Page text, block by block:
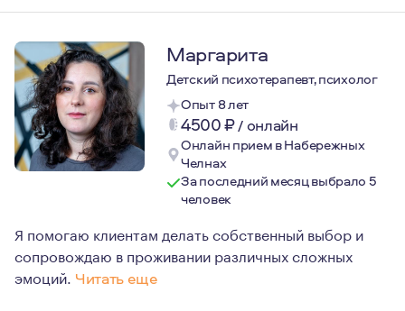
Маргарита
Детский психотерапевт, психолог
Опыт 8 лет
4500₽/ онлайн
Онлайн прием в Набережных
Челнах
За последний месяц выбрало 5
человек
Я помогаю клиентам делать собственный выбор и
сопровождаю в проживании различных сложных
эмоций. Читать еще
Я отношусь с большим теплом и уважением к моей